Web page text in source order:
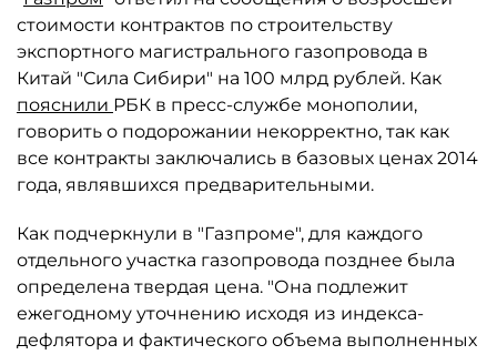
стоимости контрактов по строительству
экспортного магистрального газопровода в
Китай "Сила Сибири" на 100 млрд рублей. Как
пояснили РБК в пресс-службе монополии,
говорить о подорожании некорректно, так как
все контракты заключались в базовых ценах 2014
года, являвшихся предварительными.
Как подчеркнули в "Газпроме", для каждого
отдельного участка газопровода позднее была
определена твердая цена. "Она подлежит
ежегодному уточнению исходя из индекса-
дефлятора и фактического объема выполненных